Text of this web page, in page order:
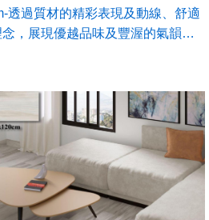
透過質材的精彩表現及動線、舒適
，展現優越品味及豐渥的氣韻…